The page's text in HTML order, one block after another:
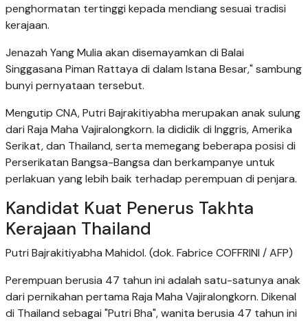
penghormatan tertinggi kepada mendiang sesuai tradisi
kerajaan.
Jenazah Yang Mulia akan disemayamkan di Balai
Singgasana Piman Rattaya di dalam Istana Besar," sambung
bunyi pernyataan tersebut.
Mengutip CNA, Putri Bajrakitiyabha merupakan anak sulung
dari Raja Maha Vajiralongkorn. Ia dididik di Inggris, Amerika
Serikat, dan Thailand, serta memegang beberapa posisi di
Perserikatan Bangsa-Bangsa dan berkampanye untuk
perlakuan yang lebih baik terhadap perempuan di penjara.
Kandidat Kuat Penerus Takhta
Kerajaan Thailand
Putri Bajrakitiyabha Mahidol. (dok. Fabrice COFFRINI / AFP)
Perempuan berusia 47 tahun ini adalah satu-satunya anak
dari pernikahan pertama Raja Maha Vajiralongkorn. Dikenal
di Thailand sebagai "Putri Bha", wanita berusia 47 tahun ini